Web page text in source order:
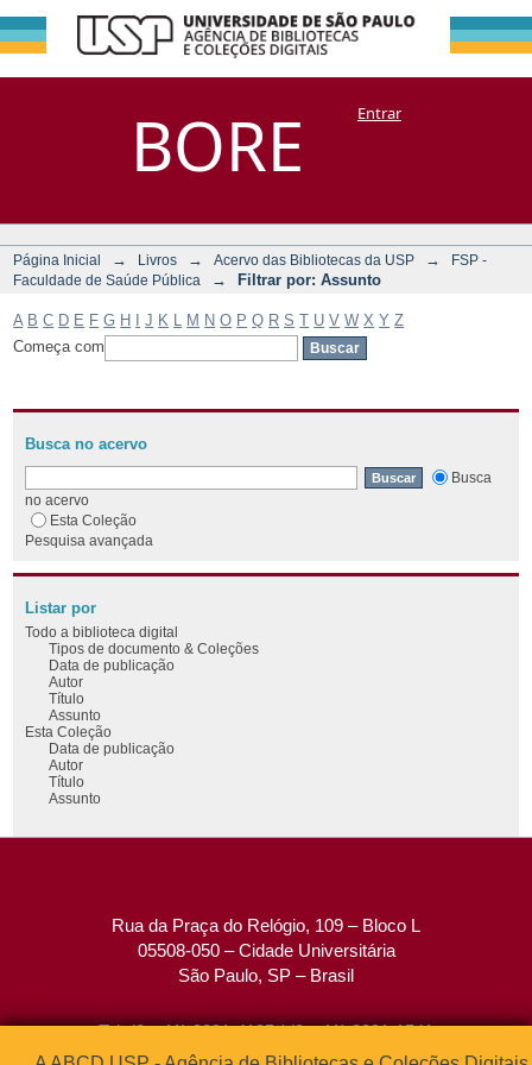
BORE
Filtrar por:
Assunto
DSpace/Manakin + CoriscoEntrar
Página Inicial → Livros → Acervo das Bibliotecas da USP →
FSP -
Faculdade de Saúde Pública
→ Filtrar por: Assunto
A B C D E F G H J K M N O P Q R S T U V W X Y Z
Começa com
Busca no acervo
Busca
no acervo
Esta Coleção
Pesquisa avançada
Listar por
Todo a biblioteca digital
Tipos de documento & Coleções
Data de publicação
Autor
Título
Assunto
Esta Coleção
Data de publicação
Autor
Título
Assunto
Rua da Praça do Relógio, 109 – Bloco L
05508-050 – Cidade Universitária
São Paulo, SP – Brasil
Tel: (0xx11) 3091-4195 / (0xx11) 3091-1541
Fax: (0xx11) 3091-1567